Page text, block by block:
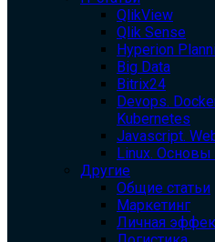
QlikView
Qlik Sense
Hyperion
Big Data
Bitrix24
Devops.
Kubernetes
Javascript.
Linux. Основы
Другие
Общие статьи
Маркетинг
Личная